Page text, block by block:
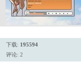
下载: 195594
评论: 2